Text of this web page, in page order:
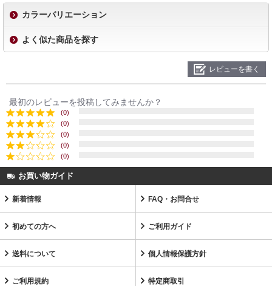
カラーバリエーション
よく似た商品を探す
レビューを書く
最初のレビューを投稿してみませんか？
(0)
(0)
(0)
(0)
(0)
お買い物ガイド
新着情報 FAQ・お問合せ
初めての方へ ご利用ガイド
送料について 個人情報保護方針
ご利用規約 特定商取引